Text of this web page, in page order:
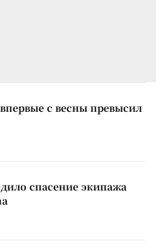
с весны превысил
спасение экипажа